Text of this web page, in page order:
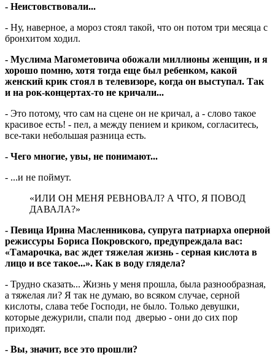
- Неистовствовали...
- Ну, наверное, а мороз стоял такой, что он потом три месяца с
бронхитом ходил.
- Муслима Магометовича обожали миллионы женщин, и я
хорошо помню, хотя тогда еще был ребенком, какой
женский крик стоял в телевизоре, когда он выступал. Так
и на рок-концертах-то не кричали...
- Это потому, что сам на сцене он не кричал, а - слово такое
красивое есть! - пел, а между пением и криком, согласитесь,
все-таки небольшая разница есть.
- Чего многие, увы, не понимают...
- ...и не поймут.
«ИЛИ ОН МЕНЯ РЕВНОВАЛ? А ЧТО, Я ПОВОД
ДАВАЛА?»
- Певица Ирина Масленникова, супруга патриарха оперной
режиссуры Бориса Покровского, предупреждала вас:
«Тамарочка, вас ждет тяжелая жизнь - серная кислота в
лицо и все такое...». Как в воду глядела?
- Трудно сказать... Жизнь у меня прошла, была разнообразная,
а тяжелая ли? Я так не думаю, во всяком случае, серной
кислоты, слава тебе Господи, не было. Только девушки,
которые дежурили, спали под дверью - они до сих пор
приходят.
- Вы, значит, все это прошли?